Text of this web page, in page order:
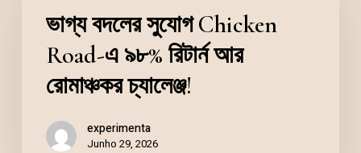
ভাগ্য বদলের সুযোগ Chicken
Road-এ ৯৮% রিটার্ন আর
রোমাঞ্চকর চ্যালেঞ্জ!
experimenta
Junho 29, 2026